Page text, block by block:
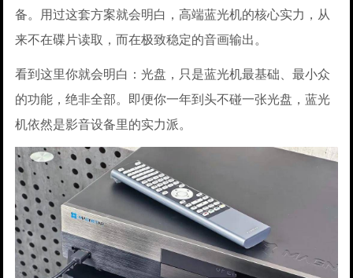
备。用过这套方案就会明白，高端蓝光机的核心实力，从
来不在碟片读取，而在极致稳定的音画输出。
看到这里你就会明白：光盘，只是蓝光机最基础、最小众
的功能，绝非全部。即便你一年到头不碰一张光盘，蓝光
机依然是影音设备里的实力派。